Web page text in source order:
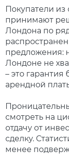
Покупатели
принимают
Лондона по
предложения:
Лондоне не
– это
арендной
смотреть на
отдачу от
сделку.
менее